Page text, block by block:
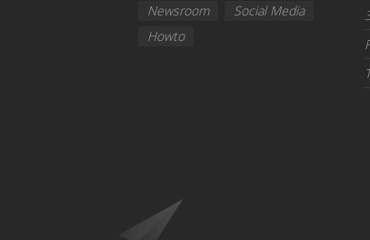
Newsroom
Social Media
Howto